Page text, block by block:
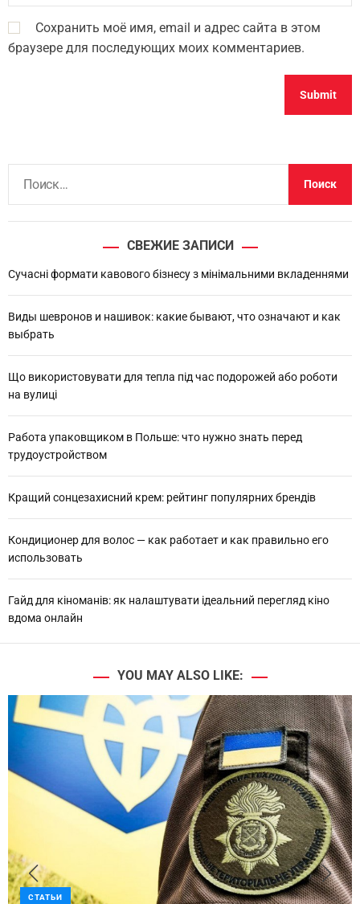
Сохранить моё имя, email и адрес сайта в этом
браузере для последующих моих комментариев.
:
СВЕЖИЕ ЗАПИСИ
Сучасні формати кавового бізнесу з мінімальними вкладеннями
Виды шевронов и нашивок: какие бывают, что означают и как
выбрать
Що використовувати для тепла під час подорожей або роботи
на вулиці
Работа упаковщиком в Польше: что нужно знать перед
трудоустройством
Кращий сонцезахисний крем: рейтинг популярних брендів
Кондиционер для волос — как работает и как правильно его
использовать
Гайд для кіноманів: як налаштувати ідеальний перегляд кіно
вдома онлайн
YOU MAY ALSO LIKE:
СТАТЬИ